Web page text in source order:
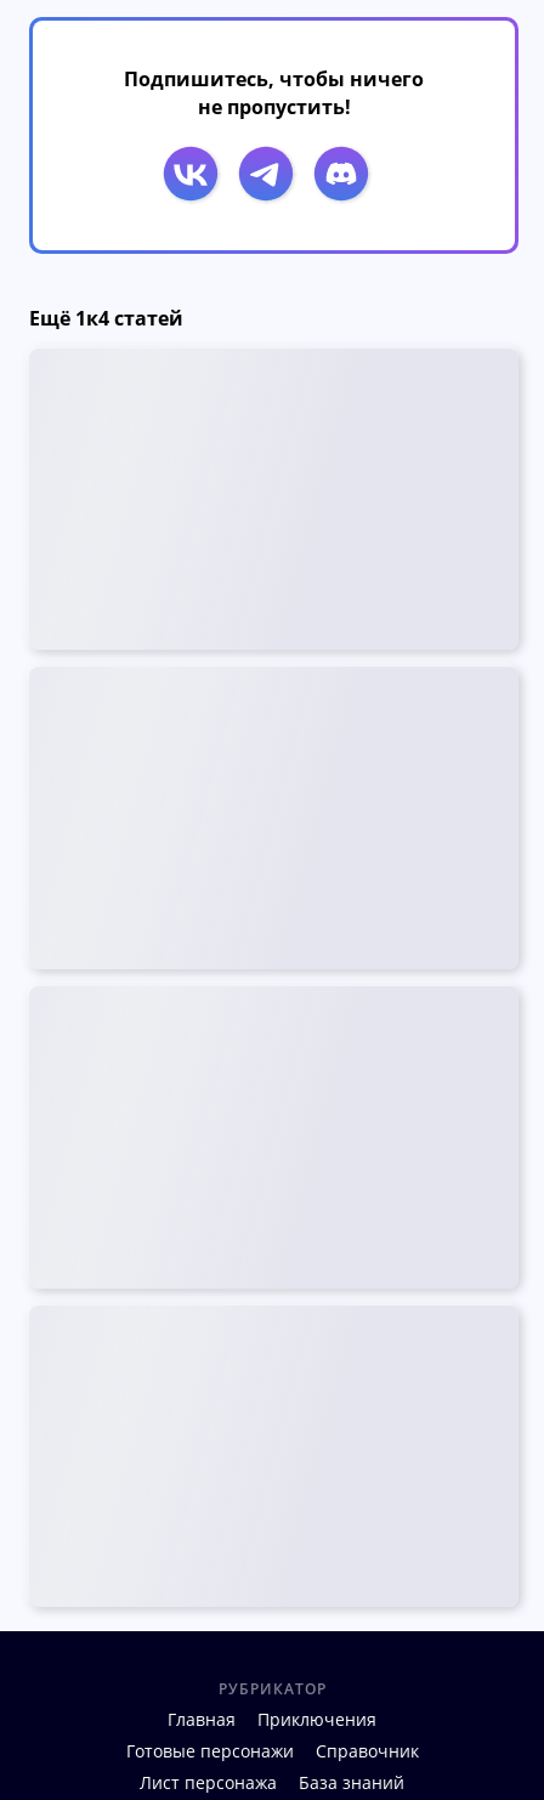
Подпишитесь, чтобы ничего
не пропустить!
Ещё 1к4 статей
РУБРИКАТОР
Главная
Приключения
Готовые персонажи
Справочник
Лист персонажа
База знаний